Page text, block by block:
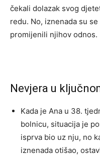
čekali dolazak svog
redu. No, iznenada su
promijenili njihov odnos.
Nevjera u
Kada je Ana u 38.
bolnicu, situacija je
isprva bio uz nju, no
iznenada otišao,